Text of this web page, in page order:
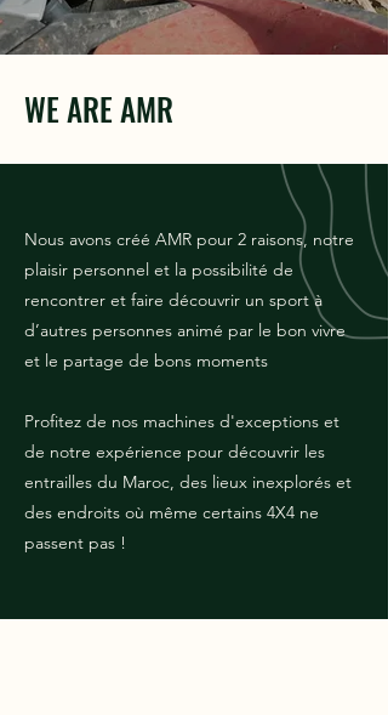
WE ARE AMR
Nous avons créé AMR pour 2 raisons, notre
plaisir personnel et la possibilité de
rencontrer et faire découvrir un sport à
d’autres personnes animé par le bon vivre
et le partage de bons moments
Profitez de nos machines d'exceptions et
de notre expérience pour découvrir les
entrailles du Maroc, des lieux inexplorés et
des endroits où même certains 4X4 ne
passent pas !